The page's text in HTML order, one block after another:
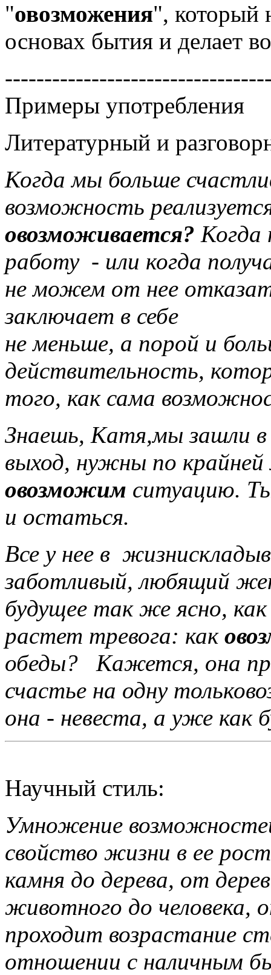
"овозможения", который
основах бытия и делает
Примеры употребления
Литературный и
Когда мы больше
возможность
овозможивается? Когда
работу - или когда
не можем от нее
заключает в себе
не меньше, а порой и
действительность,
того, как сама
Знаешь, Катя,мы зашли
выход, нужны по
овозможим ситуацию.
и остаться.
Все у нее в
заботливый, любящий
будущее так же ясно,
растет тревога: как
обеды? Кажется, она
счастье на одну
она - невеста, а уже как
Научный стиль:
Умножение
свойство жизни в ее
камня до дерева, от
животного до человека,
проходит возрастание
отношении с наличным